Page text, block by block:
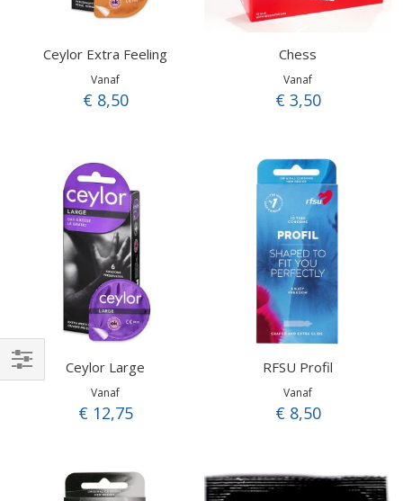
Ceylor Extra Feeling
Vanaf
€ 8,50
Chess
Vanaf
€ 3,50
Ceylor Large
Vanaf
€ 12,75
RFSU Profil
Vanaf
€ 8,50
Filteren